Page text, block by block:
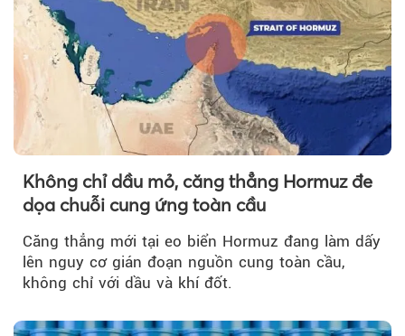
Không chỉ dầu mỏ, căng thẳng Hormuz đe
dọa chuỗi cung ứng toàn cầu
Căng thẳng mới tại eo biển Hormuz đang làm dấy
lên nguy cơ gián đoạn nguồn cung toàn cầu,
không chỉ với dầu và khí đốt.